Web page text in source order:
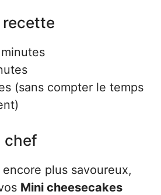
recette
(sans compter le temps
chef
plus savoureux,
Mini cheesecakes